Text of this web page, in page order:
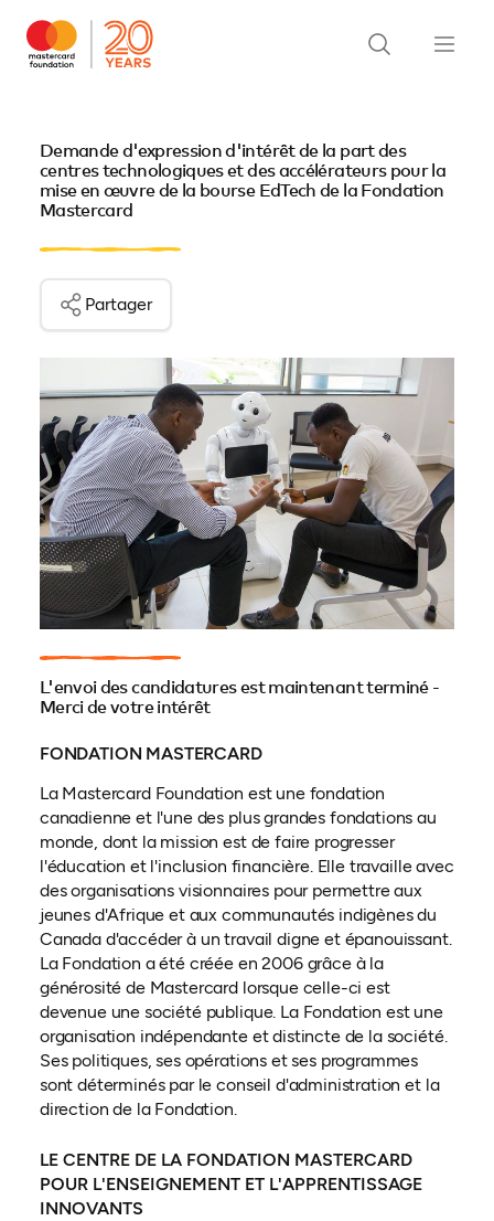
Demande d'expression d'intérêt de la part des
centres technologiques et des accélérateurs pour la
mise en œuvre de la bourse EdTech de la Fondation
Mastercard
Partager
L'envoi des candidatures est maintenant terminé -
Merci de votre intérêt
FONDATION MASTERCARD
La Mastercard Foundation est une fondation
canadienne et l'une des plus grandes fondations au
monde, dont la mission est de faire progresser
l'éducation et l'inclusion financière. Elle travaille avec
des organisations visionnaires pour permettre aux
jeunes d'Afrique et aux communautés indigènes du
Canada d'accéder à un travail digne et épanouissant.
La Fondation a été créée en 2006 grâce à la
générosité de Mastercard lorsque celle-ci est
devenue une société publique. La Fondation est une
organisation indépendante et distincte de la société.
Ses politiques, ses opérations et ses programmes
sont déterminés par le conseil d'administration et la
direction de la Fondation.
LE CENTRE DE LA FONDATION MASTERCARD
POUR L'ENSEIGNEMENT ET L'APPRENTISSAGE
INNOVANTS